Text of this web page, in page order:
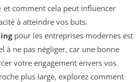
et comment cela peut influencer
à atteindre vos buts.
pour les entreprises modernes est
à ne pas négliger, car une bonne
votre engagement envers vos
plus large, explorez comment